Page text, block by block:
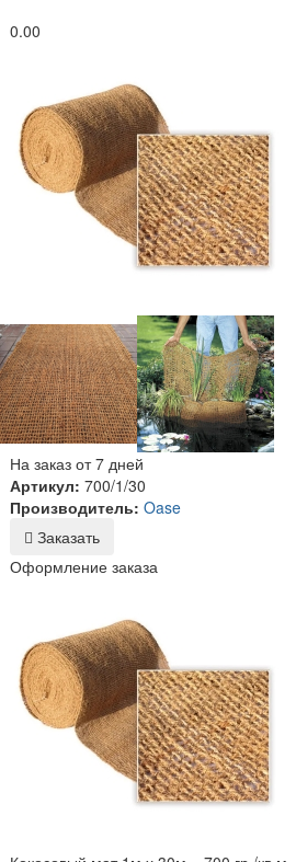
0.00
На заказ от 7 дней
Артикул: 700/1/30
Производитель: Oase
Заказать
Оформление заказа